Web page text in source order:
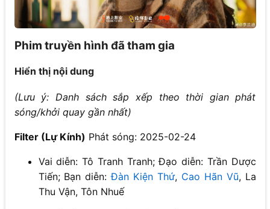
Phim truyền hình đã tham gia
Hiển thị nội dung
(Lưu ý: Danh sách sắp xếp theo thời gian phát
sóng/khởi quay gần nhất)
Filter (Lự Kính) Phát sóng: 2025-02-24
Vai diễn: Tô Tranh Tranh; Đạo diễn: Trần Dược
Tiến; Bạn diễn:Đàn Kiện Thứ, Cao Hãn Vũ, La
Thu Vận, Tôn Nhuế